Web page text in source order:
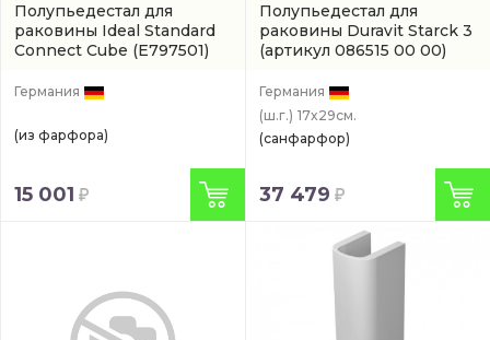
Полупьедестал для
раковины Ideal Standard
Connect Cube (E797501)
Германия
(из фарфора)
15 001
Полупьедестал для
раковины Duravit Starck 3
(артикул 086515 00 00)
Германия
(ш.г.) 17x29см.
(санфарфор)
37 479